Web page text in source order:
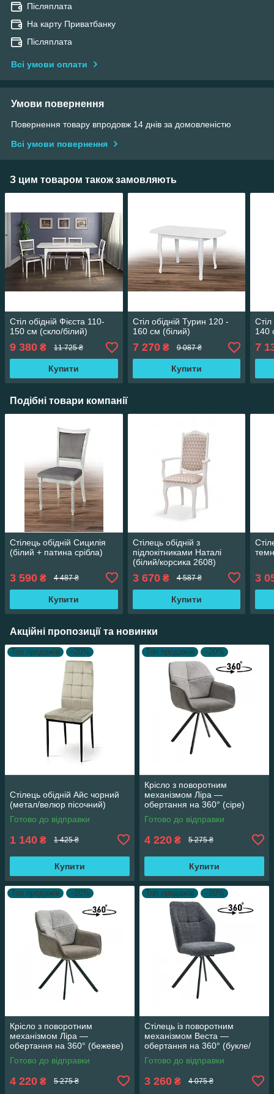
Післяплата
На карту Приватбанку
Післяплата
Всі умови оплати
Умови повернення
Повернення товару впродовж 14 днів за домовленістю
Всі умови повернення
З цим товаром також замовляють
Стіл обідній Фієста 110-
150 см (скло/білий)
9 380 ₴ 11 725 ₴
Купити
Стіл обідній Турин 120 -
160 см (білий)
7 270₴ 9 087 ₴
Купити
140
7
Подібні товари компанії
Стілець обідній Сицилія
(білий + патина срібла)
3 590 ₴ 4 487 ₴
Купити
Стілець обідній з
підлокітниками Наталі
(білий/корсика 2608)
3 670₴ 4 587 ₴
Купити
3
Акційні пропозиції та новинки
Топ продажів –20%
Стілець обідній Айс чорний
(метал/велюр пісочний)
Готово до відправки
1 140 ₴ 1 425 ₴
Купити
Топ продажів –20%
Крісло з поворотним
механізмом Ліра —
обертання на 360° (сіре)
Готово до відправки
4 220 ₴ 5 275 ₴
Купити
Топ продажів –20%
Крісло з поворотним
механізмом Ліра —
обертання на 360° (бежеве)
Готово до відправки
4 220 ₴ 5 275 ₴
Топ продажів –20%
Стілець із поворотним
механізмом Веста —
обертання на 360° (букле/
сірий)
Готово до відправки
3 260 ₴ 4 075 ₴